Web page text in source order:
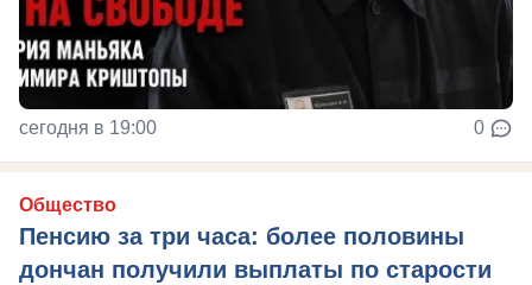
сегодня в 19:00 0
Общество
Пенсию за три часа: более половины
дончан получили выплаты по старости